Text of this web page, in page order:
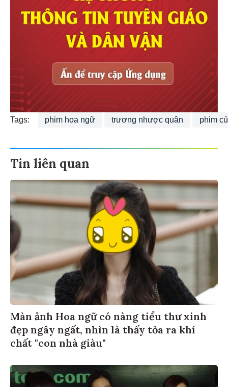
Tags: phim hoa ngữ trương nhược quân phim
Tin liên quan
Màn ảnh Hoa ngữ có nàng tiểu thư xinh
đẹp ngây ngất, nhìn là thấy tỏa ra khí
chất "con nhà giàu"